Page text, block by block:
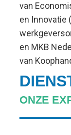
van
en Innovatie
en MKB
van
ONZE